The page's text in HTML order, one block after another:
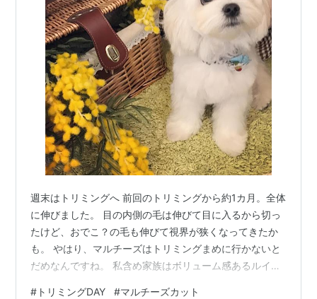
週末はトリミングへ 前回のトリミングから約1カ月。全体
に伸びました。 目の内側の毛は伸びて目に入るから切っ
たけど、おでこ？の毛も伸びて視界が狭くなってきたか
も。 やはり、マルチーズはトリミングまめに行かないと
だめなんですね。 私含め家族はボリューム感あるルイく
# トリミングDAY #マルチーズカット